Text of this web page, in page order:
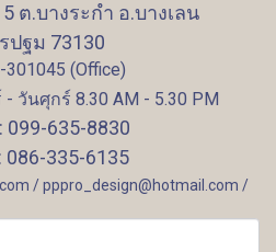
ต.บางระกำ อ.บางเลน
ปฐม 73130
301045 (Office)
วันศุกร์ 8.30 AM - 5.30 PM
099-635-8830
335-6135
/ pppro_design@hotmail.com /